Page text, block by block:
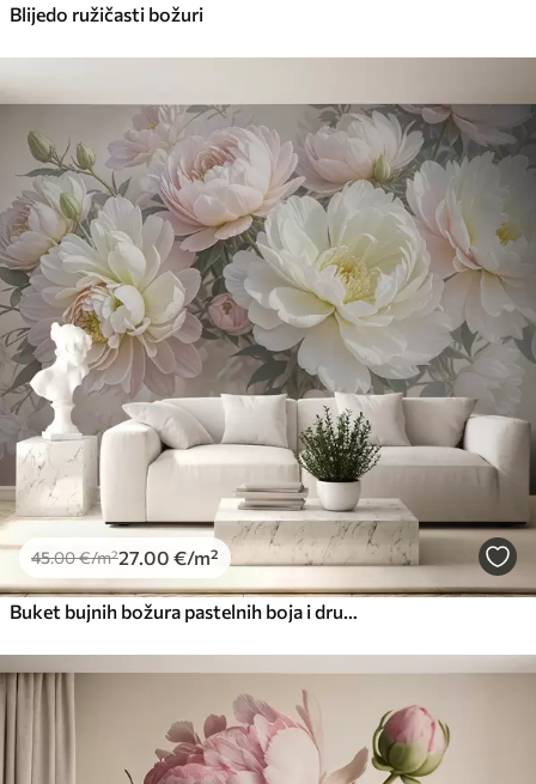
Blijedo ružičasti božuri
45.00€/m²27 .00 €/m²